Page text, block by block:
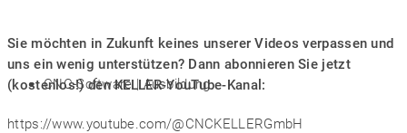
CNC-Software | Ausbildung
Sie möchten in Zukunft keines unserer Videos verpassen und
uns ein wenig unterstützen? Dann abonnieren Sie jetzt
(kostenlos!) den KELLER-YouTube-Kanal:
https://www.youtube.com/@CNCKELLERGmbH